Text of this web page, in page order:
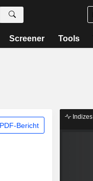
Screener Tools
PDF-Bericht
Indizes